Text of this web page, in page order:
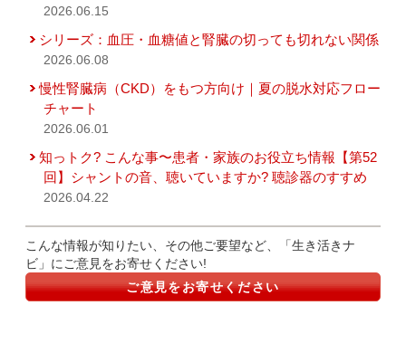
2026.06.15
シリーズ：血圧・血糖値と腎臓の切っても切れない関係
2026.06.08
慢性腎臓病（CKD）をもつ方向け｜夏の脱水対応フロー
チャート
2026.06.01
知っトク? こんな事〜患者・家族のお役立ち情報【第52
回】シャントの音、聴いていますか? 聴診器のすすめ
2026.04.22
こんな情報が知りたい、その他ご要望など、「生き活きナ
ビ」にご意見をお寄せください!
ご意見をお寄せください